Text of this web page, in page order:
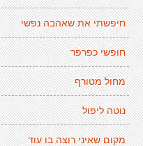
חיפשתי את שאהבה נפשי
חופשי כפרפר
מחול מטורף
נוטה ליפול
מקום שאיני רוצה בו עוד